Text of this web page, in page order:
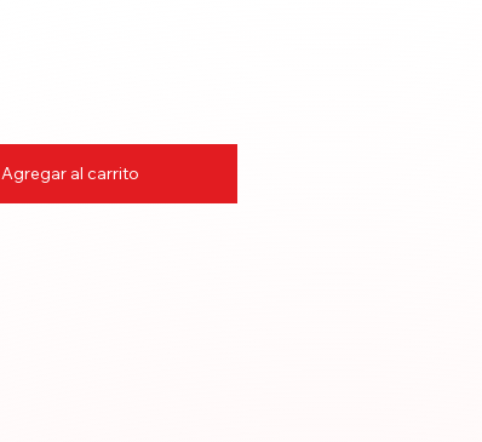
Agregar al carrito